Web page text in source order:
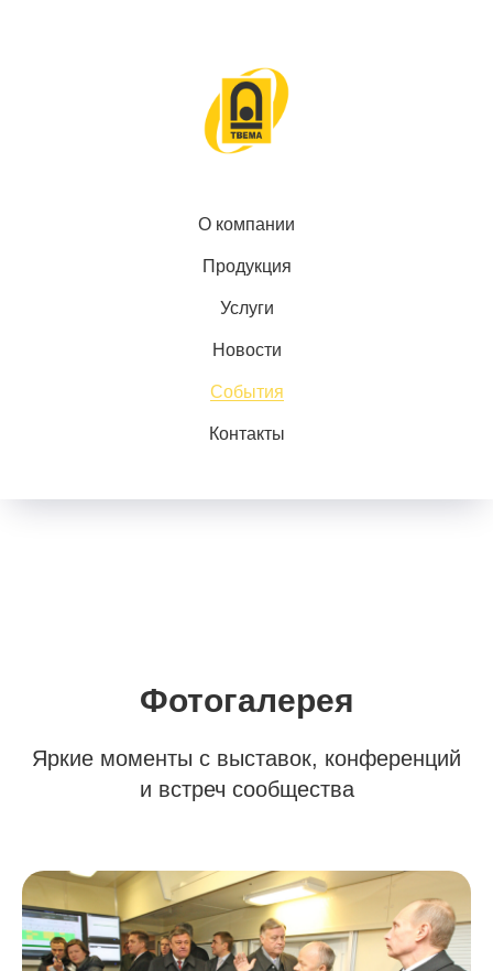
О компании
Продукция
Услуги
Новости
События
Контакты
Фотогалерея
Яркие моменты с выставок, конференций
и встреч сообщества